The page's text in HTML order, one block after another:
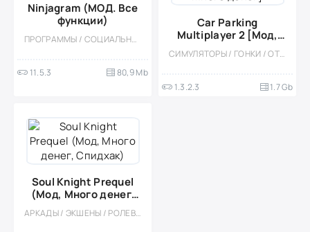
Ninjagram (МОД. Все
функции)
ПРОГРАММЫ / СОЦИАЛЬНЫЕ / МОД
11.5.3 80,9 Mb
Car Parking
Multiplayer 2 [Мод,
Много денег]
СИМУЛЯТОРЫ / ГОНКИ / ОТКРЫТЫЙ МИР / КАЗУАЛЬНЫЕ / СТИЛИЗАЦИЯ / 3D / ВСТРОЕННЫЙ КЕШ / БОЛЬШАЯ / МОД / ФИЗИКА
1.3.2.3 1.7 Gb
Soul Knight Prequel
(Мод, Много денег,
Спидхак)
АРКАДЫ / ЭКШЕНЫ / РОЛЕВЫЕ / ОДНОПОЛЬЗОВАТЕЛЬСКИЕ / ИЗОМЕТРИЯ / МАГИЯ / ФЭНТЕЗИ / МОД / ВСТРОЕННЫЙ КЕШ / ПИКСЕЛЬНАЯ / КАЗУАЛЬНЫЕ / ОФЛАЙН